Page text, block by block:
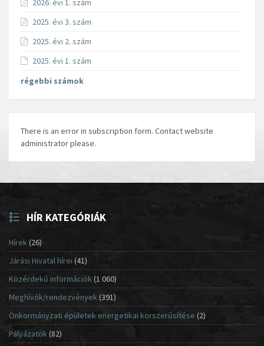
2026. évi 1. szám
2025. évi 3. szám
2025. évi 2. szám
2025. évi 1. szám
régebbi számok
There is an error in subscription form. Contact website
administrator please.
HÍR KATEGÓRIÁK
Hírek(26)
Járási Hivatal hírei (41)
Közérdekű információk(1 060)
Meghívók/rendezvények (391)
Önkormányzati épületek energetikai korszerűsítése (2)
Pályázatok (82)